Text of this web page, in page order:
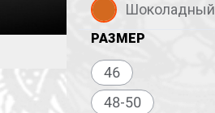
Шоколадный
РАЗМЕР
46
48-50